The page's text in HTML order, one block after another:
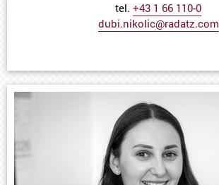
tel. +43 1 66 110-0
dubi.nikolic@radatz.com